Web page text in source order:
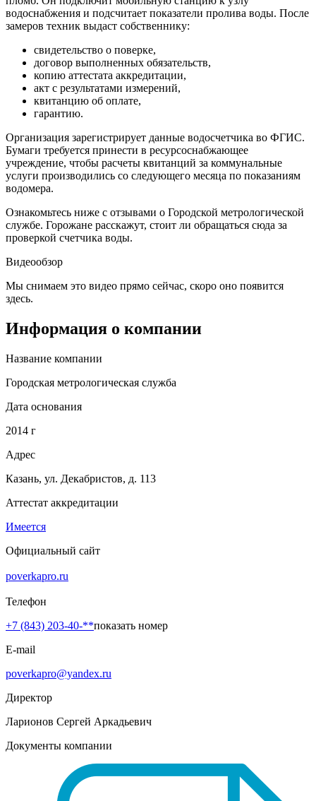
водоснабжения и подсчитает показатели пролива воды. После
замеров техник выдаст собственнику:
свидетельство о поверке,
договор выполненных обязательств,
копию аттестата аккредитации,
акт с результатами измерений,
квитанцию об оплате,
гарантию.
Организация зарегистрирует данные водосчетчика во ФГИС.
Бумаги требуется принести в ресурсоснабжающее
учреждение, чтобы расчеты квитанций за коммунальные
услуги производились со следующего месяца по показаниям
водомера.
Ознакомьтесь ниже с отзывами о Городской метрологической
службе. Горожане расскажут, стоит ли обращаться сюда за
проверкой счетчика воды.
Видеообзор
Мы снимаем это видео прямо сейчас, скоро оно появится
здесь.
Информация о компании
Название компании
Городская метрологическая служба
Дата основания
2014 г
Адрес
Казань, ул. Декабристов, д. 113
Аттестат аккредитации
Имеется
Официальный сайт
poverkapro.ru
Телефон
+7 (843) 203-40-**показать номер
E-mail
poverkapro@yandex.ru
Директор
Ларионов Сергей Аркадьевич
Документы компании